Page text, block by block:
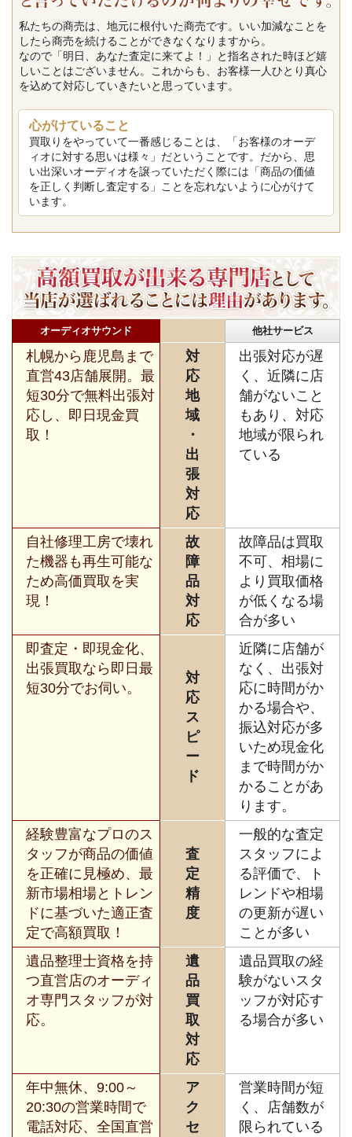
私たちの商売は、地元に根付いた商売です。いい加減なことを
したら商売を続けることができなくなりますから。
なので「明日、あなた査定に来てよ！」と指名された時ほど嬉
しいことはございません。これからも、お客様一人ひとり真心
を込めて対応していきたいと思っています。
心がけていること
買取りをやっていて一番感じることは、「お客様のオーデ
ィオに対する思いは様々」だということです。だから、思
い出深いオーディオを譲っていただく際には「商品の価値
を正しく判断し査定する」ことを忘れないように心がけて
います。
オーディオサウンド 他社サービス
札幌から鹿児島まで
直営43店舗展開。最
短30分で無料出張対
応し、即日現金買
取！
対
応
地
域
・
出
張
対
応
出張対応が遅
く、近隣に店
舗がないこと
もあり、対応
地域が限られ
ている
自社修理工房で壊れ
た機器も再生可能な
ため高価買取を実
現！
故
障
品
対
応
故障品は買取
不可、相場に
より買取価格
が低くなる場
合が多い
即査定・即現金化、
出張買取なら即日最
短30分でお伺い。
対
応
ス
ピ
ー
ド
近隣に店舗が
なく、出張対
応に時間がか
かる場合や、
振込対応が多
いため現金化
まで時間がか
かることがあ
ります。
経験豊富なプロのス
タッフが商品の価値
を正確に見極め、最
新市場相場とトレン
ドに基づいた適正査
定で高額買取！
査
定
精
度
一般的な査定
スタッフによ
る評価で、ト
レンドや相場
の更新が遅い
ことが多い
遺品整理士資格を持
つ直営店のオーディ
オ専門スタッフが対
応。
遺
品
買
取
対
応
遺品買取の経
験がないスタ
ッフが対応す
る場合が多い
年中無休、9:00～
20:30の営業時間で
電話対応、全国直営
ア
ク
セ
営業時間が短
く、店舗数が
限られている